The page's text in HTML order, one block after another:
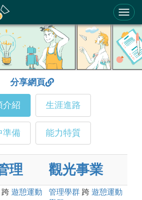
育才輔助系統
分享網頁
介紹 生涯進路
準備 能力特質
理 觀光事業
跨 遊憩運動
管理學群 跨 遊憩運動